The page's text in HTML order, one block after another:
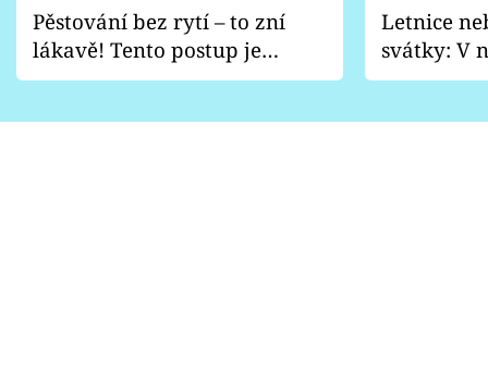
Pěstování bez rytí – to zní
lákavě! Tento postup je
vhodný jen pro některé
Letnice
svátky: V
pondělí